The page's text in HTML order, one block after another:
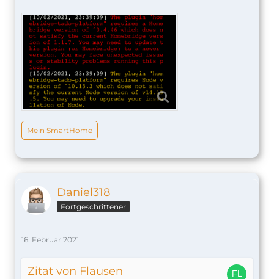
Mein SmartHome
Daniel318
Fortgeschrittener
16. Februar 2021
Zitat von Flausen